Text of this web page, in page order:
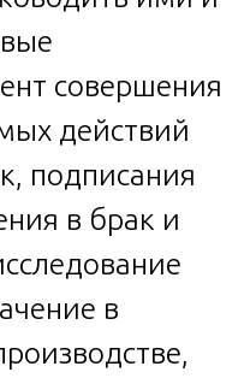
совершения
действий
подписания
в брак и
в